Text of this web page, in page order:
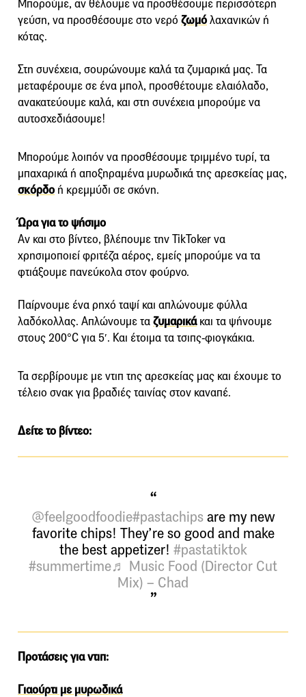
Μπορούμε, αν θέλουμε να προσθέσουμε περισσότερη
γεύση, να προσθέσουμε στο νερό ζωμόλαχανικών ή
κότας.
Στη συνέχεια, σουρώνουμε καλά τα ζυμαρικά μας. Τα
μεταφέρουμε σε ένα μπολ, προσθέτουμε ελαιόλαδο,
ανακατεύουμε καλά, και στη συνέχεια μπορούμε να
αυτοσχεδιάσουμε!
Μπορούμε λοιπόν να προσθέσουμε τριμμένο τυρί, τα
μπαχαρικά ή αποξηραμένα μυρωδικά της αρεσκείας μας,
σκόρδο ή κρεμμύδι σε σκόνη.
Ώρα για το ψήσιμο
Αν και στο βίντεο, βλέπουμε την TikToker να
χρησιμοποιεί φριτέζα αέρος, εμείς μπορούμε να τα
φτιάξουμε πανεύκολα στον φούρνο.
Παίρνουμε ένα ρηχό ταψί και απλώνουμε φύλλα
λαδόκολλας. Απλώνουμε ταζυμαρικάκαι τα ψήνουμε
στους 200°C για 5′. Και έτοιμα τα τσιπς-φιογκάκια.
Τα σερβίρουμε με ντιπ της αρεσκείας μας και έχουμε το
τέλειο σνακ για βραδιές ταινίας στον καναπέ.
Δείτε το βίντεο:
@feelgoodfoodie#pastachipsare my new
favorite chips! They’re so good and make
the best appetizer! #pastatiktok
#summertime♬ Music Food (Director Cut
Mix) – Chad
Προτάσεις για ντιπ:
Γιαούρτι με μυρωδικά